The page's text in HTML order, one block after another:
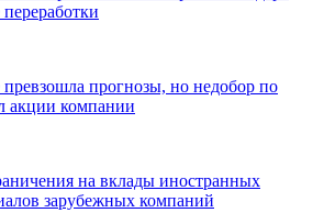
прогнозы, но недобор по
акции компании
на вклады иностранных
зарубежных компаний